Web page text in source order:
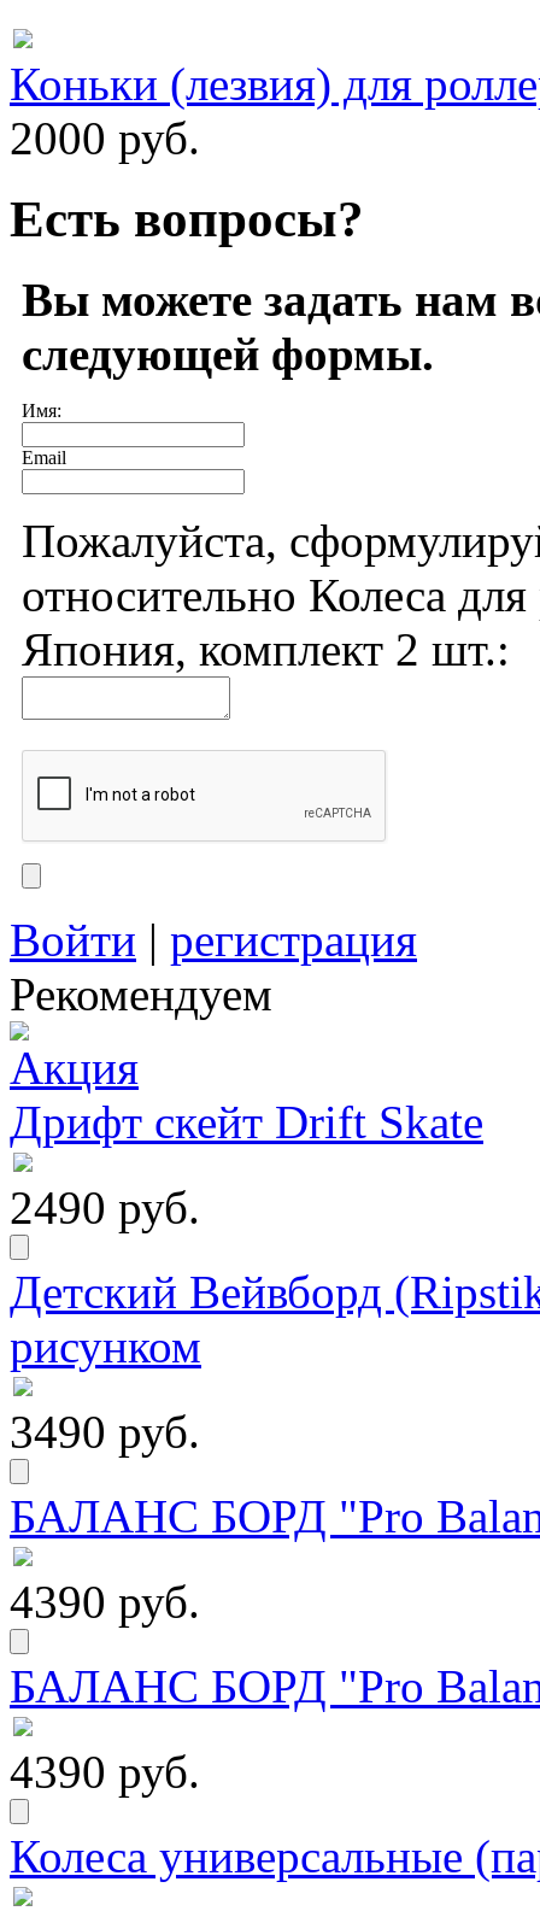
Коньки (лезвия) для
2000 руб.
Есть вопросы?
Вы можете задать нам
следующей формы.
Имя:
Email
Пожалуйста,
относительно Колеса
Япония, комплект 2 шт.:
Войти | регистрация
Рекомендуем
Дрифт скейт Drift Skate
2490 руб.
Детский Вейвборд
рисунком
3490 руб.
БАЛАНС БОРД "Pro
4390 руб.
БАЛАНС БОРД "Pro
4390 руб.
Колеса универсальные